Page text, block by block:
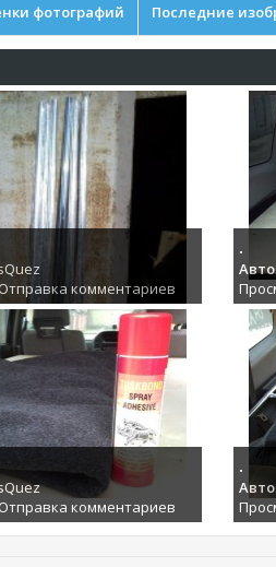
фотографий Последние
комментариев
.
комментариев
.